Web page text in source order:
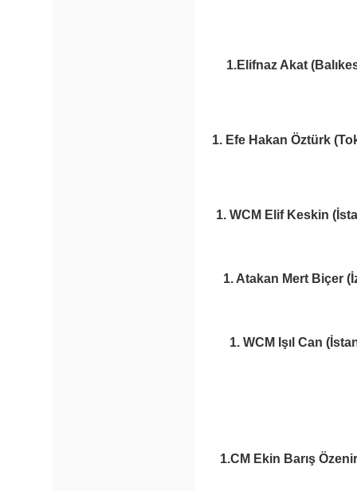
1.Elifnaz Akat
1. Efe Hakan Öztürk
1. WCM Elif Keskin
1. Atakan Mert Biçer
1. WCM Işıl Can
1.CM Ekin Barış